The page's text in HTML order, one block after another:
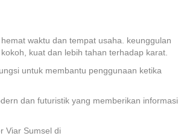
waktu dan tempat usaha. keunggulan
kuat dan lebih tahan terhadap karat.
untuk membantu penggunaan ketika
dan futuristik yang memberikan informasi
Viar Sumsel di